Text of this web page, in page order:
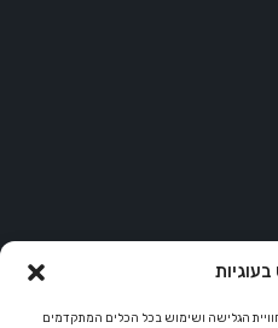
הגלישה ושימוש בכל הכלים המתקדמים